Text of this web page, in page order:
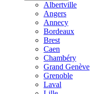
Albertville
Angers
Annecy
Bordeaux
Brest
Caen
Chambéry
Grand Genève
Grenoble
Laval